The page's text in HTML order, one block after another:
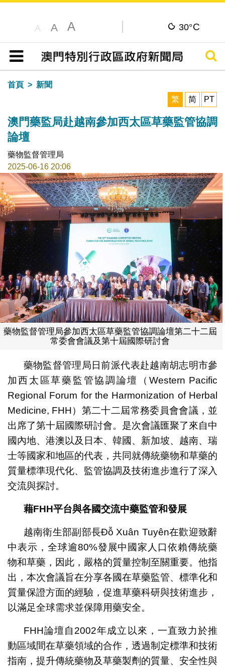
A A A 30°C
目錄
搜尋
首頁
新聞
繁
简 PT
澳門藥監局赴越南參加西太區草藥監管協調
論壇
藥物監督管理局
2025-06-16 20:06
藥物監督管理局參加西太區草藥監管協調論壇第二十二屆
常委會會議及第十屆國際研討會
藥物監督管理局日前派代表赴越南胡志明市參
加西太區草藥監管協調論壇（Western Pacific
Regional Forum for the Harmonization of Herbal
Medicine, FHH）第二十二屆常務委員會會議，並
出席了第十屆國際研討會。是次會議匯聚了來自中
國內地、港澳以及日本、韓國、新加坡、越南、瑞
士等國家和地區的代表，共同就傳統藥物和草藥的
質量標準現代化、監管協調及技術進步進行了深入
交流與探討。
藉FHH平台與各國交流中藥監管和發展
越南衛生部副部長Đỗ Xuân Tuyên在歡迎致辭
中表示，全球逾80%發展中國家人口依賴傳統藥
物和草藥，因此，嚴格的質量控制至關重要。他指
出，本次會議旨在分享各國在草藥監管、標準化和
質量保證方面的經驗，促進草藥科研與技術進步，
以滿足全球需求並保障用藥安全。
FHH論壇自2002年成立以來，一直致力於推
動區域間在草藥領域的合作，透過制定標準和技術
指南，提升傳統藥物及草藥製劑的質量、安全性與